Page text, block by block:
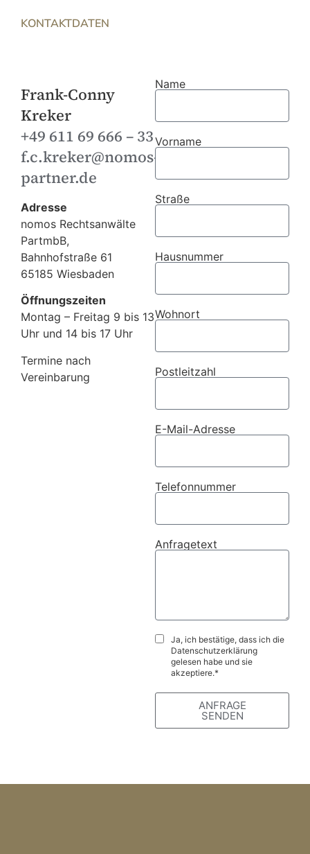
KONTAKTDATEN
Frank-Conny
Kreker
+49 611 69 666 – 33
f.c.kreker@nomos-
partner.de
Adresse
nomos Rechtsanwälte
PartmbB,
Bahnhofstraße 61
65185 Wiesbaden
Öffnungszeiten
Montag – Freitag 9 bis 13
Uhr und 14 bis 17 Uhr
Termine nach
Vereinbarung
Name
Vorname
Straße
Hausnummer
Wohnort
Postleitzahl
E-Mail-Adresse
Telefonnummer
Anfragetext
Ja, ich bestätige, dass ich die
Datenschutzerklärung
gelesen habe und sie
akzeptiere.*
ANFRAGE
SENDEN